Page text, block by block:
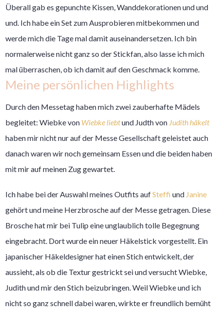
Überall gab es gepunchte Kissen, Wanddekorationen und und
und. Ich habe ein Set zum Ausprobieren mitbekommen und
werde mich die Tage mal damit auseinandersetzen. Ich bin
normalerweise nicht ganz so der Stickfan, also lasse ich mich
mal überraschen, ob ich damit auf den Geschmack komme.
Meine persönlichen Highlights
Durch den Messetag haben mich zwei zauberhafte Mädels
begleitet: Wiebke von Wiebke liebtund Judth von Judith häkelt
haben mir nicht nur auf der Messe Gesellschaft geleistet auch
danach waren wir noch gemeinsam Essen und die beiden haben
mit mir auf meinen Zug gewartet.
Ich habe bei der Auswahl meines Outfits aufSteffi und Janine
gehört und meine Herzbrosche auf der Messe getragen. Diese
Brosche hat mir bei Tulip eine unglaublich tolle Begegnung
eingebracht. Dort wurde ein neuer Häkelstick vorgestellt. Ein
japanischer Häkeldesigner hat einen Stich entwickelt, der
aussieht, als ob die Textur gestrickt sei und versucht Wiebke,
Judith und mir den Stich beizubringen. Weil Wiebke und ich
nicht so ganz schnell dabei waren, wirkte er freundlich bemüht